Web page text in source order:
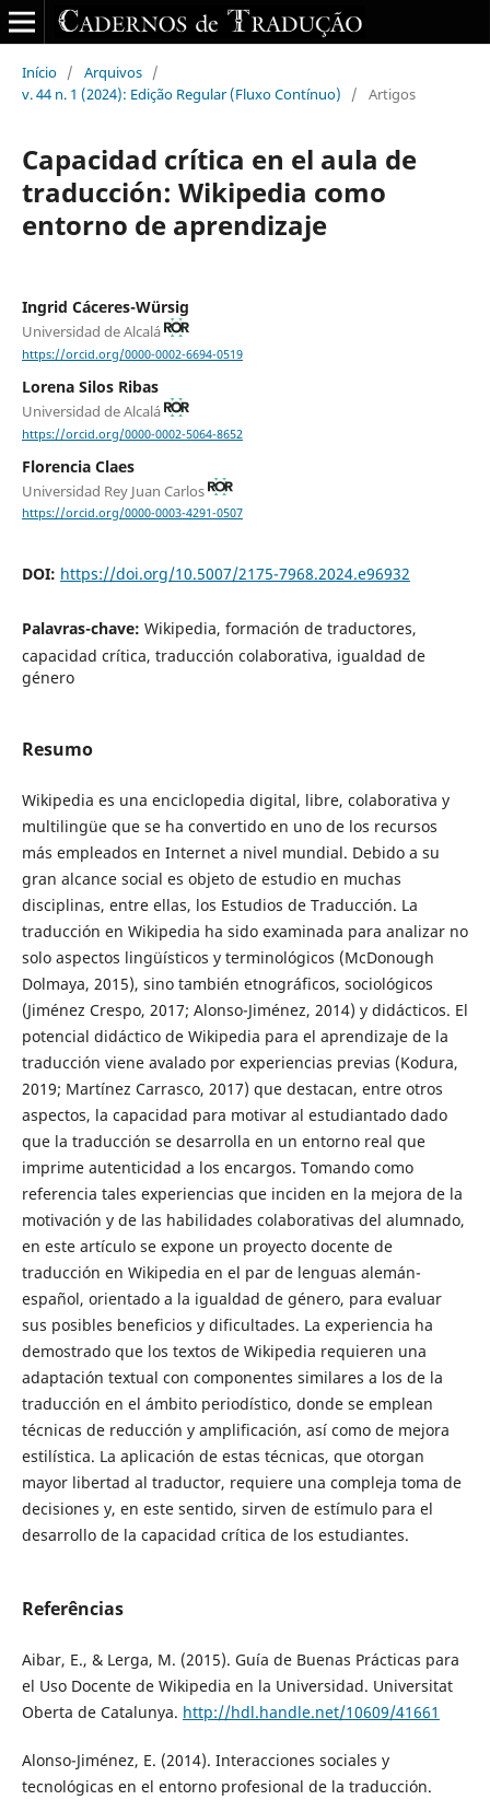
Início / Arquivos /
v. 44 n. 1 (2024): Edição Regular (Fluxo Contínuo)
/ Artigos
Capacidad crítica en el aula de
traducción: Wikipedia como
entorno de aprendizaje
Ingrid Cáceres-Würsig
Universidad de Alcalá
https://orcid.org/0000-0002-6694-0519
Lorena Silos Ribas
Universidad de Alcalá
https://orcid.org/0000-0002-5064-8652
Florencia Claes
Universidad Rey Juan Carlos
https://orcid.org/0000-0003-4291-0507
DOI: https://doi.org/10.5007/2175-7968.2024.e96932
Palavras-chave: Wikipedia, formación de traductores,
capacidad crítica, traducción colaborativa, igualdad de
género
Resumo
Wikipedia es una enciclopedia digital, libre, colaborativa y
multilingüe que se ha convertido en uno de los recursos
más empleados en Internet a nivel mundial. Debido a su
gran alcance social es objeto de estudio en muchas
disciplinas, entre ellas, los Estudios de Traducción. La
traducción en Wikipedia ha sido examinada para analizar no
solo aspectos lingüísticos y terminológicos (McDonough
Dolmaya, 2015), sino también etnográficos, sociológicos
(Jiménez Crespo, 2017; Alonso-Jiménez, 2014) y didácticos. El
potencial didáctico de Wikipedia para el aprendizaje de la
traducción viene avalado por experiencias previas (Kodura,
2019; Martínez Carrasco, 2017) que destacan, entre otros
aspectos, la capacidad para motivar al estudiantado dado
que la traducción se desarrolla en un entorno real que
imprime autenticidad a los encargos. Tomando como
referencia tales experiencias que inciden en la mejora de la
motivación y de las habilidades colaborativas del alumnado,
en este artículo se expone un proyecto docente de
traducción en Wikipedia en el par de lenguas alemán-
español, orientado a la igualdad de género, para evaluar
sus posibles beneficios y dificultades. La experiencia ha
demostrado que los textos de Wikipedia requieren una
adaptación textual con componentes similares a los de la
traducción en el ámbito periodístico, donde se emplean
técnicas de reducción y amplificación, así como de mejora
estilística. La aplicación de estas técnicas, que otorgan
mayor libertad al traductor, requiere una compleja toma de
decisiones y, en este sentido, sirven de estímulo para el
desarrollo de la capacidad crítica de los estudiantes.
Referências
Aibar, E., & Lerga, M. (2015). Guía de Buenas Prácticas para
el Uso Docente de Wikipedia en la Universidad. Universitat
Oberta de Catalunya. http://hdl.handle.net/10609/41661
Alonso-Jiménez, E. (2014). Interacciones sociales y
tecnológicas en el entorno profesional de la traducción.